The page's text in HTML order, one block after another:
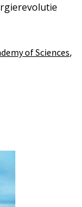
of Sciences,